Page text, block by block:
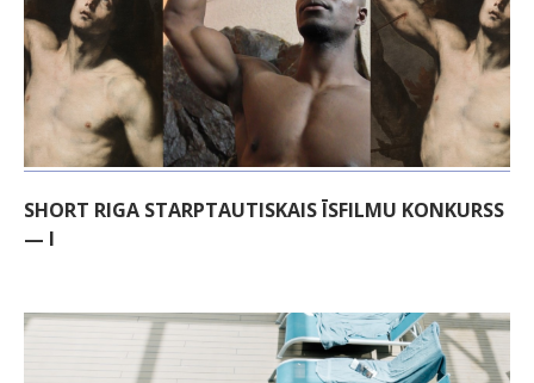
SHORT RIGA STARPTAUTISKAIS ĪSFILMU KONKURSS
— I